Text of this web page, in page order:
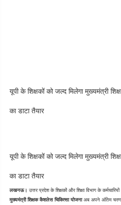
यूपी के शिक्षकों को जल्द मिलेगा मुख्यमंत्री
का डाटा तैयार
यूपी के शिक्षकों को जल्द मिलेगा मुख्यमंत्री
का डाटा तैयार
लखनऊ।
मुख्यमंत्री शिक्षक कैशलेस चिकित्सा योजना अब अपने अंतिम चरण